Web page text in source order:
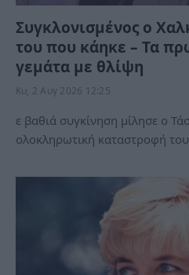
Συγκλονισμένος ο
του που κάηκε – Τα
γεμάτα με θλίψη
Κυ, 2 Αυγ 2026 12:25
ε βαθιά συγκίνηση μίλησε ο
ολοκληρωτική καταστροφή